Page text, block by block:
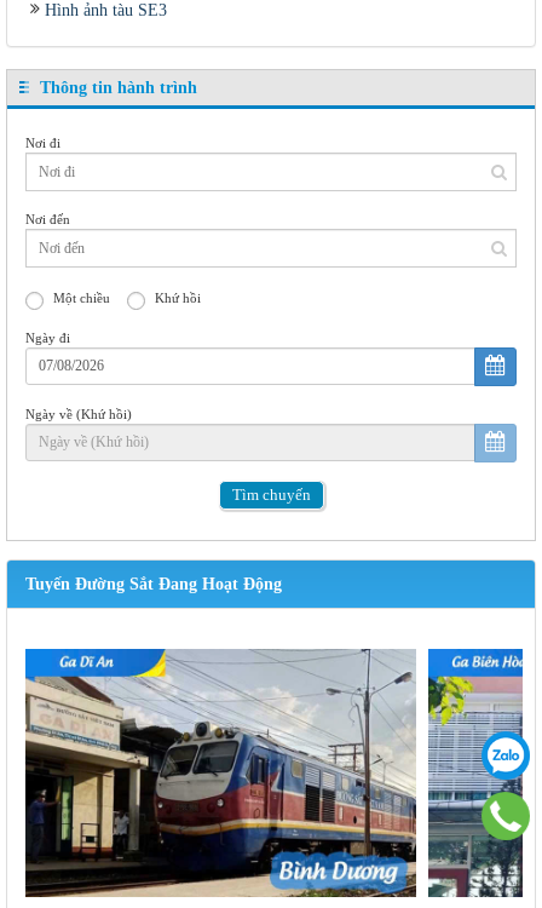
Hình ảnh tàu SE3
Thông tin hành trình
Nơi đi
Nơi đến
Một chiều Khứ hồi
Ngày đi
Ngày về (Khứ hồi)
Tìm chuyến
Tuyến Đường Sắt Đang Hoạt Động